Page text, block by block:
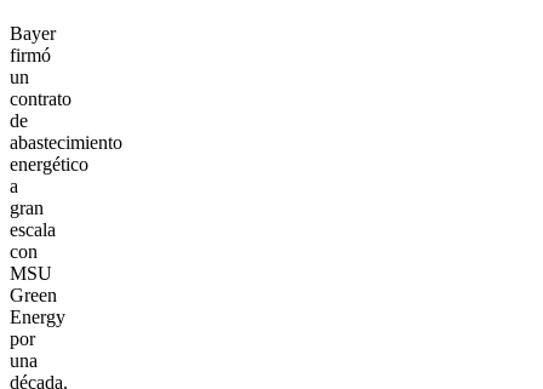
Bayer
firmó
un
contrato
de
abastecimiento
energético
a
gran
escala
con
MSU
Green
Energy
por
una
década.